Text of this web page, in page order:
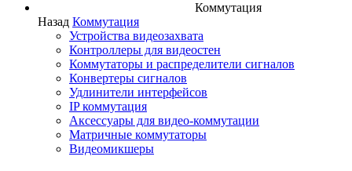
Коммутация
Назад Коммутация
Устройства видеозахвата
Контроллеры для видеостен
Коммутаторы и распределители сигналов
Конвертеры сигналов
Удлинители интерфейсов
IP коммутация
Аксессуары для видео-коммутации
Матричные коммутаторы
Видеомикшеры